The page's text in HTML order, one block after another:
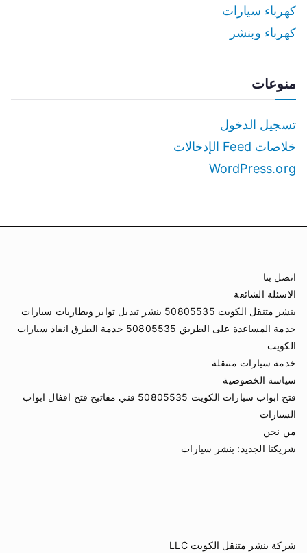
كهرباء سيارات
كهرباء وبنشر
منوعات
تسجيل الدخول
خلاصات Feed الإدخالات
WordPress.org
اتصل بنا
الاسئلة الشائعة
بنشر متنقل الكويت 50805535 بنشر تبديل تواير وبطاريات سيارات
خدمة المساعدة على الطريق 50805535 خدمة الطرق انقاذ سيارات
الكويت
خدمة سيارات متنقلة
سياسة الخصوصية
فتح ابواب سيارات الكويت 50805535 فني مفاتيح فتح اقفال ابواب
السيارات
من نحن
شريكنا الجديد: بنشر سيارات
شركة بنشر متنقل الكويت LLC